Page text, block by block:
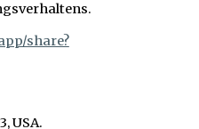
share?
USA.